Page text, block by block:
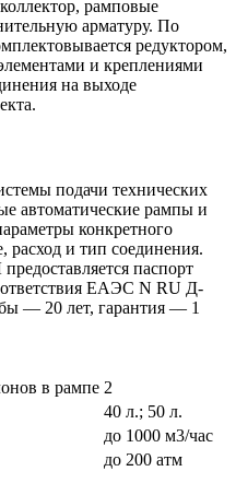
рамповые
арматуру. По
редуктором,
и креплениями
на выходе
подачи технических
автоматические рампы и
конкретного
расход и тип соединения.
паспорт
ЕАЭС N RU Д-
— 20 лет, гарантия — 1
в рампе 2
40 л.; 50 л.
до 1000 м3/час
до 200 атм